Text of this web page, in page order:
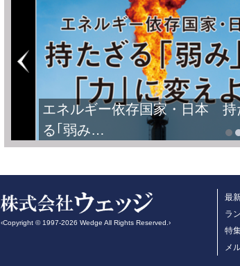
エネルギー依存国家・日本 持
る｢弱み…
‹Copyright © 1997-2026 Wedge All Rights Reserved.›
最
ラ
特
メ